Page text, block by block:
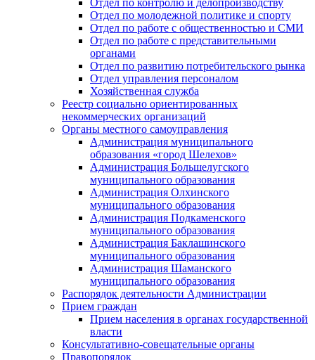
Отдел по молодежной политике и спорту
Отдел по работе с общественностью и СМИ
Отдел по работе с представительными
органами
Отдел по развитию потребительского рынка
Отдел управления персоналом
Хозяйственная служба
Реестр социально ориентированных
некоммерческих организаций
Органы местного самоуправления
Администрация муниципального
образования «город Шелехов»
Администрация Большелугского
муниципального образования
Администрация Олхинского
муниципального образования
Администрация Подкаменского
муниципального образования
Администрация Баклашинского
муниципального образования
Администрация Шаманского
муниципального образования
Распорядок деятельности Администрации
Прием граждан
Прием населения в органах государственной
власти
Консультативно-совещательные органы
Правопорядок